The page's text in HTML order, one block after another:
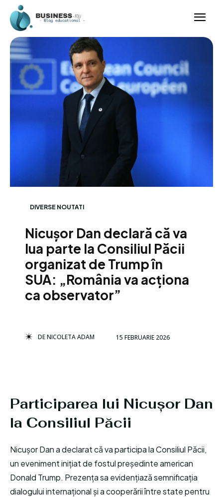
DIVERSE NOUTATI
Nicușor Dan declară că va
lua parte la Consiliul Păcii
organizat de Trump în
SUA: „România va acționa
ca observator”
DENICOLETA ADAM 15 FEBRUARIE 2026
Participarea lui Nicușor Dan
la Consiliul Păcii
Nicușor Dan a declarat că va participa la Consiliul Păcii,
un eveniment inițiat de fostul președinte american
Donald Trump. Prezența sa evidențiază semnificația
dialogului internațional și a cooperării între state pentru